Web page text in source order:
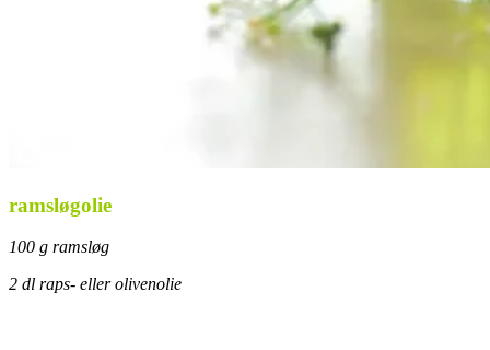
ramsløgolie
100 g ramsløg
2 dl raps- eller olivenolie